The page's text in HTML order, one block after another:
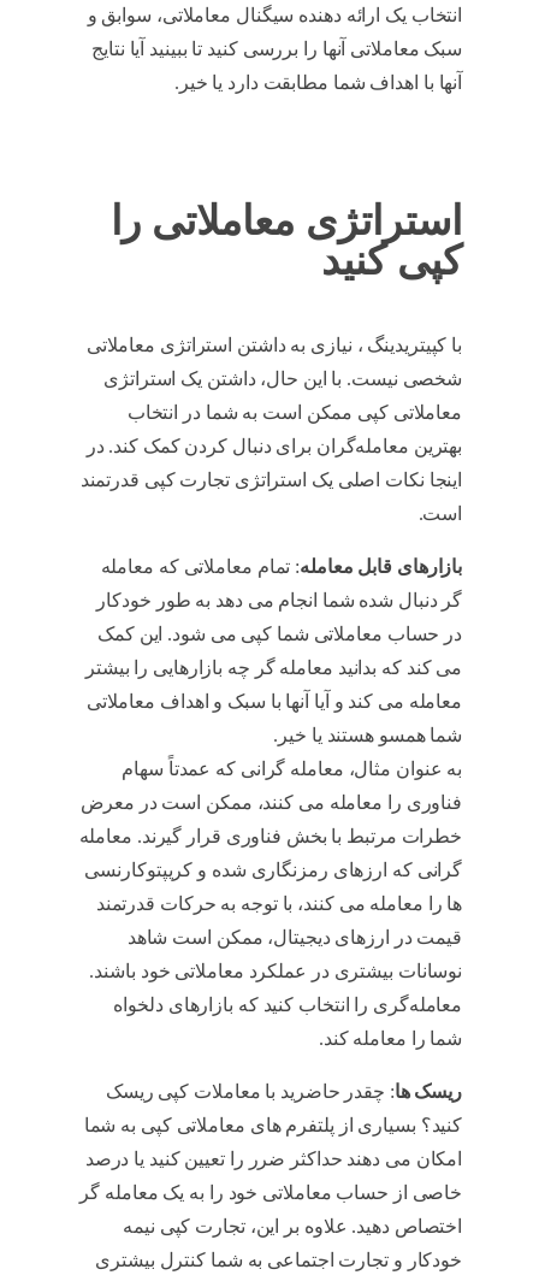
انتخاب یک ارائه دهنده سیگنال معاملاتی، سوابق و
سبک معاملاتی آنها را بررسی کنید تا ببینید آیا نتایج
آنها با اهداف شما مطابقت دارد یا خیر.
استراتژی معاملاتی را
کپی کنید
با کپیتریدینگ ، نیازی به داشتن استراتژی معاملاتی
شخصی نیست. با این حال، داشتن یک استراتژی
معاملاتی کپی ممکن است به شما در انتخاب
بهترین معامله‌گران برای دنبال کردن کمک کند. در
اینجا نکات اصلی یک استراتژی تجارت کپی قدرتمند
است.
بازارهای قابل معامله: تمام معاملاتی که معامله
گر دنبال شده شما انجام می دهد به طور خودکار
در حساب معاملاتی شما کپی می شود. این کمک
می کند که بدانید معامله گر چه بازارهایی را بیشتر
معامله می کند و آیا آنها با سبک و اهداف معاملاتی
شما همسو هستند یا خیر.
به عنوان مثال، معامله گرانی که عمدتاً سهام
فناوری را معامله می کنند، ممکن است در معرض
خطرات مرتبط با بخش فناوری قرار گیرند. معامله
گرانی که ارزهای رمزنگاری شده و کریپتوکارنسی
ها را معامله می کنند، با توجه به حرکات قدرتمند
قیمت در ارزهای دیجیتال، ممکن است شاهد
نوسانات بیشتری در عملکرد معاملاتی خود باشند.
معامله‌گری را انتخاب کنید که بازارهای دلخواه
شما را معامله کند.
ریسک ها: چقدر حاضرید با معاملات کپی ریسک
کنید؟ بسیاری از پلتفرم های معاملاتی کپی به شما
امکان می دهند حداکثر ضرر را تعیین کنید یا درصد
خاصی از حساب معاملاتی خود را به یک معامله گر
اختصاص دهید. علاوه بر این، تجارت کپی نیمه
خودکار و تجارت اجتماعی به شما کنترل بیشتری